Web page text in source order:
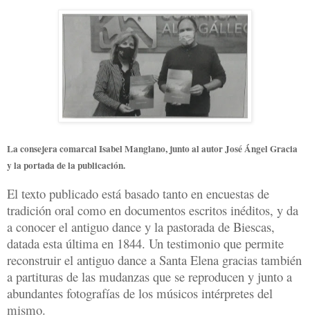
La consejera comarcal Isabel Manglano, junto al autor José Ángel Gracia
y la portada de la publicación.
El texto publicado está basado tanto en encuestas de
tradición oral como en documentos escritos inéditos, y da
a conocer el antiguo dance y la pastorada de Biescas,
datada esta última en 1844. Un testimonio que permite
reconstruir el antiguo dance a Santa Elena gracias también
a partituras de las mudanzas que se reproducen y junto a
abundantes fotografías de los músicos intérpretes del
mismo.